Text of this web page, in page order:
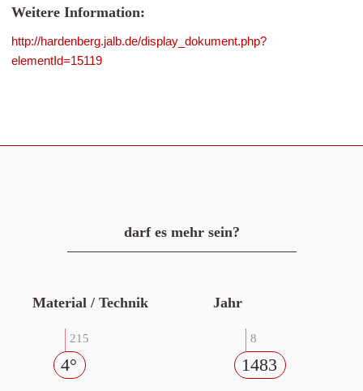
Weitere Information:
http://hardenberg.jalb.de/display_dokument.php?
elementId=15119
darf es mehr sein?
Material / Technik
215
4°
Jahr
8
1483